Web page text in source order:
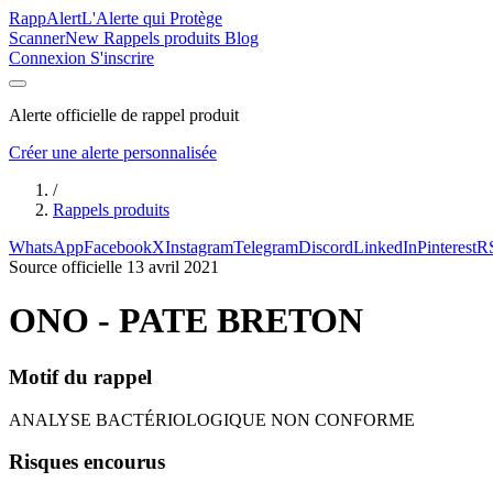
RappAlertL'Alerte qui Protège
ScannerNew Rappels produits Blog
Connexion S'inscrire
Alerte officielle de rappel produit
Créer une alerte personnalisée
/
Rappels produits
WhatsAppFacebookXInstagramTelegramDiscordLinkedInPinterest
Source officielle 13 avril 2021
ONO - PATE BRETON
Motif du rappel
ANALYSE BACTÉRIOLOGIQUE NON CONFORME
Risques encourus